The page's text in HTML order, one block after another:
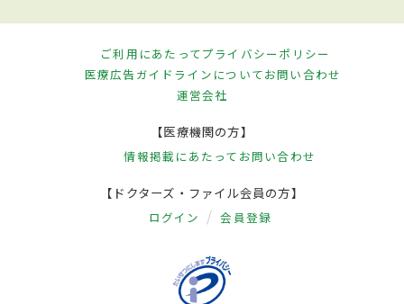
ご利用にあたってプライバシーポリシー
医療広告ガイドラインについてお問い合わせ
運営会社
【医療機関の方】
情報掲載にあたって お問い合わせ
【ドクターズ・ファイル会員の方】
ログイン 会員登録